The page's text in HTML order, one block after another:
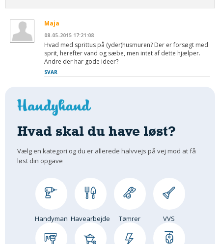
Maja
08-05-2015 17:21:08
Hvad med sprittus på (yder)husmuren? Der er forsøgt med
sprit, herefter vand og sæbe, men intet af dette hjælper.
Andre der har gode ideer?
SVAR
Hvad skal du have løst?
Vælg en kategori og du er allerede halvvejs på vej mod at få
løst din opgave
Handyman Havearbejde Tømrer VVS